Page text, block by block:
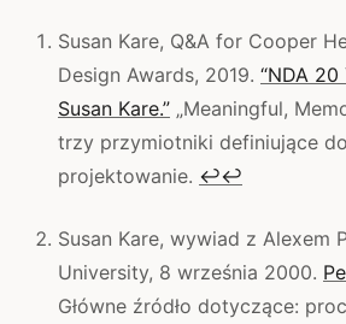
Susan Kare, Q&A for Cooper
Design Awards, 2019. “NDA
Susan Kare.” „Meaningful,
trzy przymiotniki definiujące
projektowanie. ↩↩
Susan Kare, wywiad z Alexem
University, 8 września 2000.
Główne źródło dotyczące: